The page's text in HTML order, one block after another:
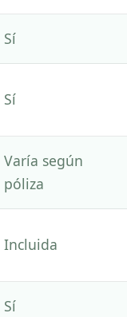
Sí
Sí
Varía según
póliza
Incluida
Sí